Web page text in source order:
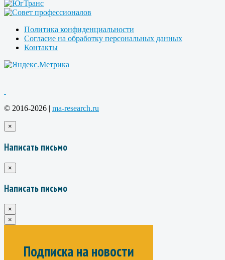
Политика конфиденциальности
Согласие на обработку персональных данных
Контакты
© 2016-2026 | ma-research.ru
×
Написать письмо
×
Написать письмо
×
×
Подписка на новости